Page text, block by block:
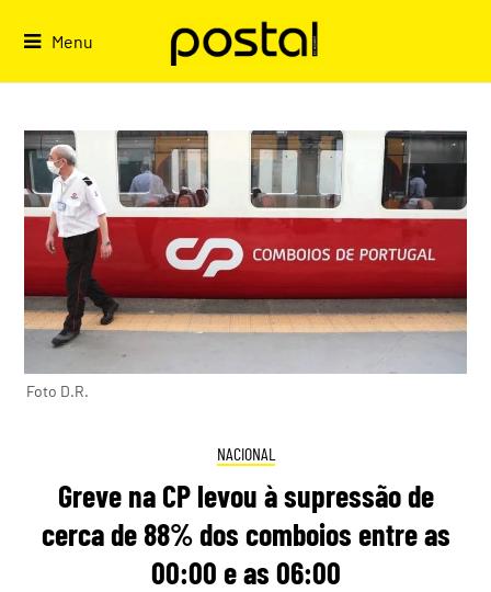
Menu
Foto D.R.
NACIONAL
Greve na CP levou à supressão de
cerca de 88% dos comboios entre as
00:00 e as 06:00